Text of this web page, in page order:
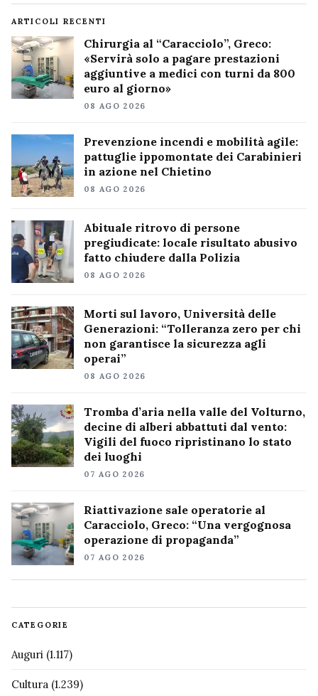
ARTICOLI RECENTI
Chirurgia al “Caracciolo”, Greco:
«Servirà solo a pagare prestazioni
aggiuntive a medici con turni da 800
euro al giorno»
08 AGO 2026
Prevenzione incendi e mobilità agile:
pattuglie ippomontate dei Carabinieri
in azione nel Chietino
08 AGO 2026
Abituale ritrovo di persone
pregiudicate: locale risultato abusivo
fatto chiudere dalla Polizia
08 AGO 2026
Morti sul lavoro, Università delle
Generazioni: “Tolleranza zero per chi
non garantisce la sicurezza agli
operai”
08 AGO 2026
Tromba d’aria nella valle del Volturno,
decine di alberi abbattuti dal vento:
Vigili del fuoco ripristinano lo stato
dei luoghi
07 AGO 2026
Riattivazione sale operatorie al
Caracciolo, Greco: “Una vergognosa
operazione di propaganda”
07 AGO 2026
CATEGORIE
Auguri (1.117)
Cultura (1.239)